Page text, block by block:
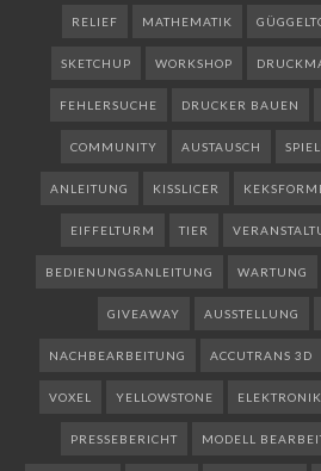
RELIEF MATHEMATIK
SKETCHUP WORKSHOP
FEHLERSUCHE DRUCKER BAUEN
COMMUNITY AUSTAUSCH
ANLEITUNG KISSLICER
EIFFELTURM TIER
BEDIENUNGSANLEITUNG WARTUNG
GIVEAWAY AUSSTELLUNG
NACHBEARBEITUNG ACCUTRANS 3D
VOXEL YELLOWSTONE ELEKTRONIK
PRESSEBERICHT MODELL